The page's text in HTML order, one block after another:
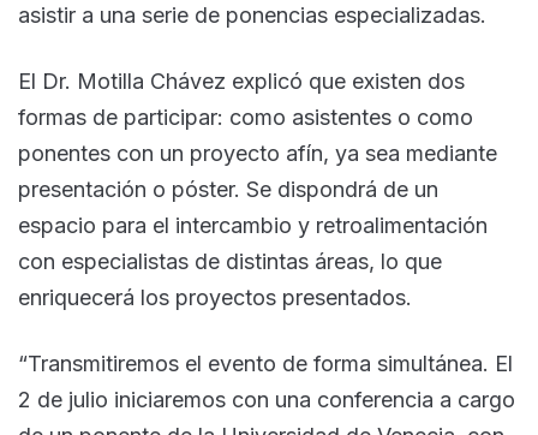
asistir a una serie de ponencias especializadas.
El Dr. Motilla Chávez explicó que existen dos
formas de participar: como asistentes o como
ponentes con un proyecto afín, ya sea mediante
presentación o póster. Se dispondrá de un
espacio para el intercambio y retroalimentación
con especialistas de distintas áreas, lo que
enriquecerá los proyectos presentados.
“Transmitiremos el evento de forma simultánea. El
2 de julio iniciaremos con una conferencia a cargo